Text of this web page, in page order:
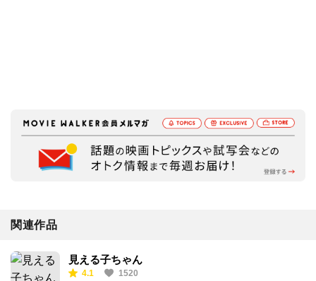
関連作品
見える子ちゃん
4.1 1520